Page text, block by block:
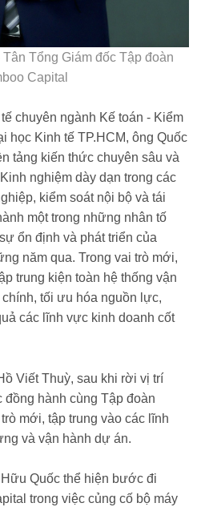
Tổng Giám đốc Tập đoàn
Capital
chuyên ngành Kế toán - Kiểm
học Kinh tế TP.HCM, ông Quốc
tảng kiến thức chuyên sâu và
nghiệm dày dạn trong các
kiểm soát nội bộ và tái
một trong những nhân tố
ổn định và phát triển của
năm qua. Trong vai trò mới,
trung kiện toàn hệ thống vận
tối ưu hóa nguồn lực,
các lĩnh vực kinh doanh cốt
Viết Thuỳ, sau khi rời vị trí
đồng hành cùng Tập đoàn
mới, tập trung vào các lĩnh
và vận hành dự án.
Quốc thể hiện bước đi
trong việc củng cố bộ máy